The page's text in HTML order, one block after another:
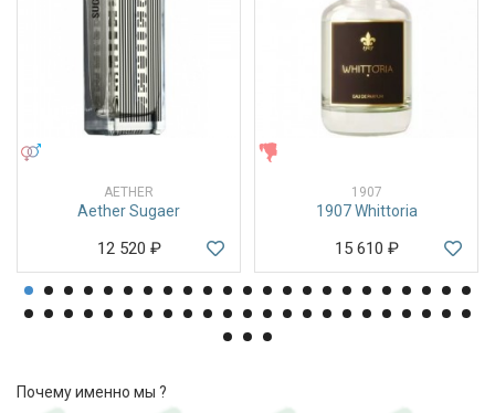
AETHER
Aether Sugaer
12 520 ₽
1907
1907 Whittoria
15 610 ₽
Почему именно мы ?